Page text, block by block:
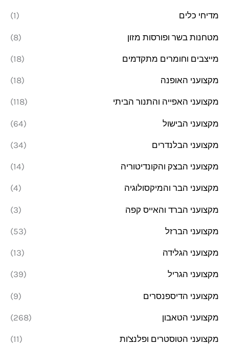
מדיחי כלים (1)
מטחנות בשר ופורסות מזון (8)
מייצבים וחומרים מתקדמים (18)
מקצועני האופנה (18)
מקצועני האפייה והתנור הביתי (118)
מקצועני הבישול (64)
מקצועני הבלנדרים (34)
מקצועני הבצק והקונדיטוריה (14)
מקצועני הבר והמיקסולוגיה (4)
מקצועני הברד והאייס קפה (3)
מקצועני הברזל (53)
מקצועני הגלידה (13)
מקצועני הגריל (39)
מקצועני הדיספנסרים (9)
מקצועני הטאבון (268)
מקצועני הטוסטרים ופלנצ'ות (11)